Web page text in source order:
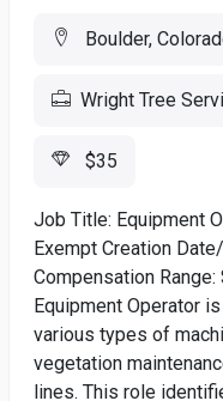
Boulder,
Wright Tree
$35
Job Title: Equipment
Exempt Creation
Compensation
Equipment Operator
various types of
vegetation
lines. This role